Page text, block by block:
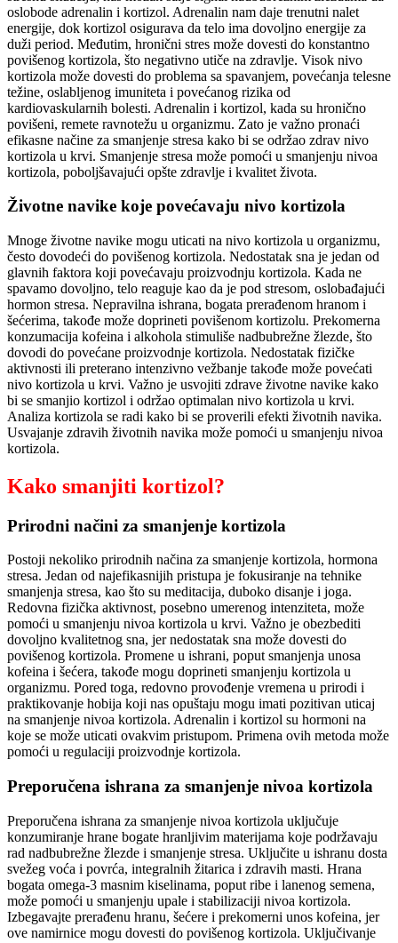
oslobode adrenalin i kortizol. Adrenalin nam daje trenutni nalet
energije, dok kortizol osigurava da telo ima dovoljno energije za
duži period. Međutim, hronični stres može dovesti do konstantno
povišenog kortizola, što negativno utiče na zdravlje. Visok nivo
kortizola može dovesti do problema sa spavanjem, povećanja telesne
težine, oslabljenog imuniteta i povećanog rizika od
kardiovaskularnih bolesti. Adrenalin i kortizol, kada su hronično
povišeni, remete ravnotežu u organizmu. Zato je važno pronaći
efikasne načine za smanjenje stresa kako bi se održao zdrav nivo
kortizola u krvi. Smanjenje stresa može pomoći u smanjenju nivoa
kortizola, poboljšavajući opšte zdravlje i kvalitet života.
Životne navike koje povećavaju nivo kortizola
Mnoge životne navike mogu uticati na nivo kortizola u organizmu,
često dovodeći do povišenog kortizola. Nedostatak sna je jedan od
glavnih faktora koji povećavaju proizvodnju kortizola. Kada ne
spavamo dovoljno, telo reaguje kao da je pod stresom, oslobađajući
hormon stresa. Nepravilna ishrana, bogata prerađenom hranom i
šećerima, takođe može doprineti povišenom kortizolu. Prekomerna
konzumacija kofeina i alkohola stimuliše nadbubrežne žlezde, što
dovodi do povećane proizvodnje kortizola. Nedostatak fizičke
aktivnosti ili preterano intenzivno vežbanje takođe može povećati
nivo kortizola u krvi. Važno je usvojiti zdrave životne navike kako
bi se smanjio kortizol i održao optimalan nivo kortizola u krvi.
Analiza kortizola se radi kako bi se proverili efekti životnih navika.
Usvajanje zdravih životnih navika može pomoći u smanjenju nivoa
kortizola.
Kako smanjiti kortizol?
Prirodni načini za smanjenje kortizola
Postoji nekoliko prirodnih načina za smanjenje kortizola, hormona
stresa. Jedan od najefikasnijih pristupa je fokusiranje na tehnike
smanjenja stresa, kao što su meditacija, duboko disanje i joga.
Redovna fizička aktivnost, posebno umerenog intenziteta, može
pomoći u smanjenju nivoa kortizola u krvi. Važno je obezbediti
dovoljno kvalitetnog sna, jer nedostatak sna može dovesti do
povišenog kortizola. Promene u ishrani, poput smanjenja unosa
kofeina i šećera, takođe mogu doprineti smanjenju kortizola u
organizmu. Pored toga, redovno provođenje vremena u prirodi i
praktikovanje hobija koji nas opuštaju mogu imati pozitivan uticaj
na smanjenje nivoa kortizola. Adrenalin i kortizol su hormoni na
koje se može uticati ovakvim pristupom. Primena ovih metoda može
pomoći u regulaciji proizvodnje kortizola.
Preporučena ishrana za smanjenje nivoa kortizola
Preporučena ishrana za smanjenje nivoa kortizola uključuje
konzumiranje hrane bogate hranljivim materijama koje podržavaju
rad nadbubrežne žlezde i smanjenje stresa. Uključite u ishranu dosta
svežeg voća i povrća, integralnih žitarica i zdravih masti. Hrana
bogata omega-3 masnim kiselinama, poput ribe i lanenog semena,
može pomoći u smanjenju upale i stabilizaciji nivoa kortizola.
Izbegavajte prerađenu hranu, šećere i prekomerni unos kofeina, jer
ove namirnice mogu dovesti do povišenog kortizola. Uključivanje